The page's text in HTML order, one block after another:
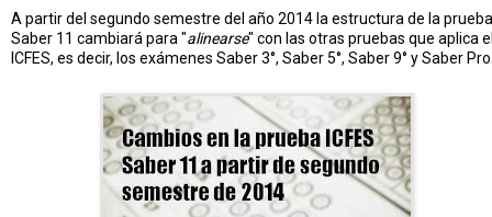
A partir del segundo semestre del año 2014 la estructura de la prueba
Saber 11 cambiará para "alinearse" con las otras pruebas que aplica
ICFES, es decir, los exámenes Saber 3°, Saber 5°, Saber 9° y Saber